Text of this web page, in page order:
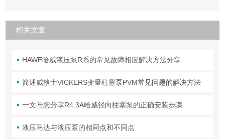
相关文章
HAWE哈威液压泵R系的常见故障相应解决方法分享
简述威格士VICKERS变量柱塞泵PVM常见问题的解决方法
一文与您分享R4.3A哈威径向柱塞泵的正确安装步骤
液压马达与液压泵的相同点和不同点